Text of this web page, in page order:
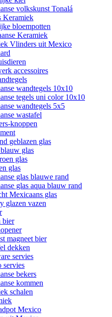
volkskunst Tonalá
Keramiek
bloempotten
Keramiek
Vlinders uit Mexico
accessoires
wandtegels 10x10
tegels uni color 10x10
wandtegels 5x5
wastafel
knoppen
geblazen glas
glas
glas
glas
glas blauwe rand
glas aqua blauw rand
Mexicaans glas
glazen vazen
bier
magneet bier
dekken
servies
servies
bekers
kommen
schalen
Mexico